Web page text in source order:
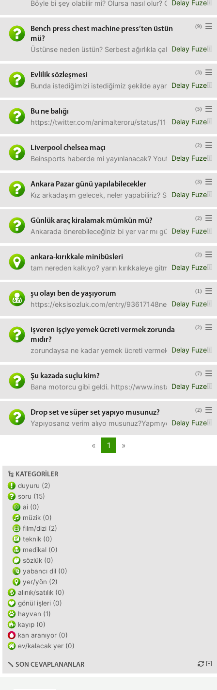
Delay Fuze
Böyle bi şey olabilir mi? Olursa nasıl olur? Örneğin
(9)
Bench press chest machine press’ten üstün
mü?
Delay Fuze
Üstünse neden üstün? Serbest ağırlıkla çalıştığın için
(3)
Evlilik sözleşmesi
Delay Fuze
Bunda istediğimizi istediğimiz şekilde ayarlamamız
(5)
Bu ne balığı
Delay Fuze
https://twitter.com/animalteroru/status/
(2)
Liverpool chelsea maçı
Delay Fuze
Beinsports haberde mi yayınlanacak? Youtubedan canlı
(3)
Ankara Pazar günü yapılabilecekler
Delay Fuze
Kız arkadaşım gelecek, neler yapabiliriz? Sinema
(2)
Günlük araç kiralamak mümkün mü?
Delay Fuze
Ankarada önerebileceğiniz bi yer var mı günlük araç
(2)
ankara-kırıkkale minibüsleri
Delay Fuze
tam nereden kalkıyo? yarın kırıkkaleye gitmem gerek
(1)
şu olayı ben de yaşıyorum
Delay Fuze
https://eksisozluk.com/entry/93617148neden olabilir bu?
(2)
işveren işçiye yemek ücreti vermek zorunda
mıdır?
Delay Fuze
zorundaysa ne kadar yemek ücreti vermek zorundadır?
(7)
Şu kazada suçlu kim?
Delay Fuze
Bana motorcu gibi geldi. https://www.instagram.com/p/
(2)
Drop set ve süper set yapıyo musunuz?
Delay Fuze
Yapıyosanız verim alıyo musunuz?Yapmıyosanız neden
« 1 »
KATEGORILER
duyuru (2)
soru (15)
ai (0)
müzik (0)
film/dizi (2)
teknik (0)
medikal (0)
sözlük (0)
yabancı dil (0)
yer/yön (2)
alınık/satılık (0)
gönül işleri (0)
hayvan (1)
kayıp (0)
kan aranıyor (0)
ev/kalacak yer (0)
SON CEVAPLANANLAR